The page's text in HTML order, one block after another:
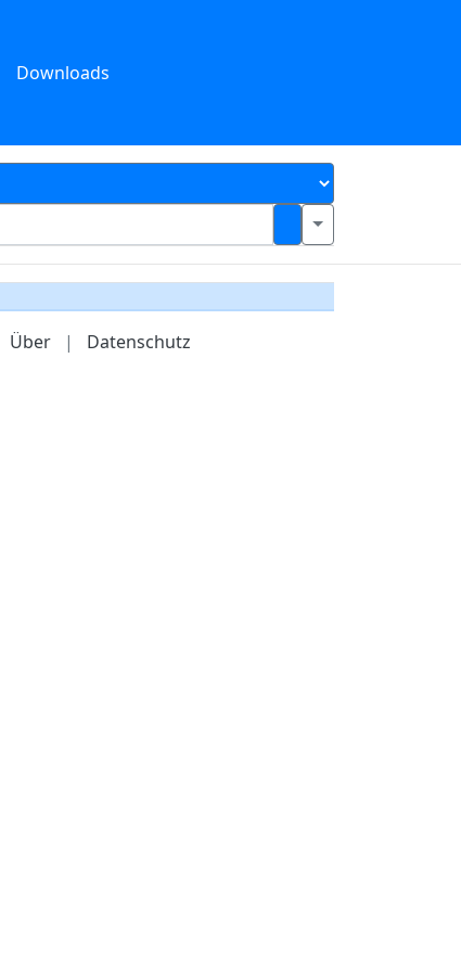
Downloads
Über | Datenschutz